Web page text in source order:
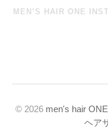
MEN’S HAIR ONE
© 2026 men's hair
ヘア